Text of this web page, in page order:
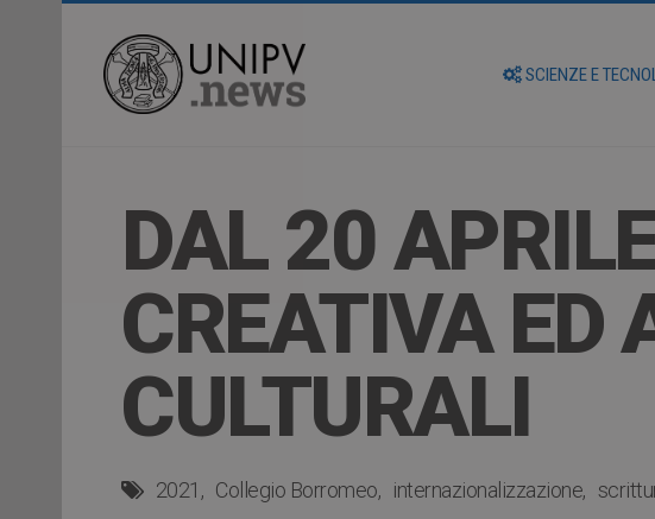
SCIENZE E
DAL 20
CREATIVA ED
CULTURALI
2021 Collegio Borromeo internazionalizzazione